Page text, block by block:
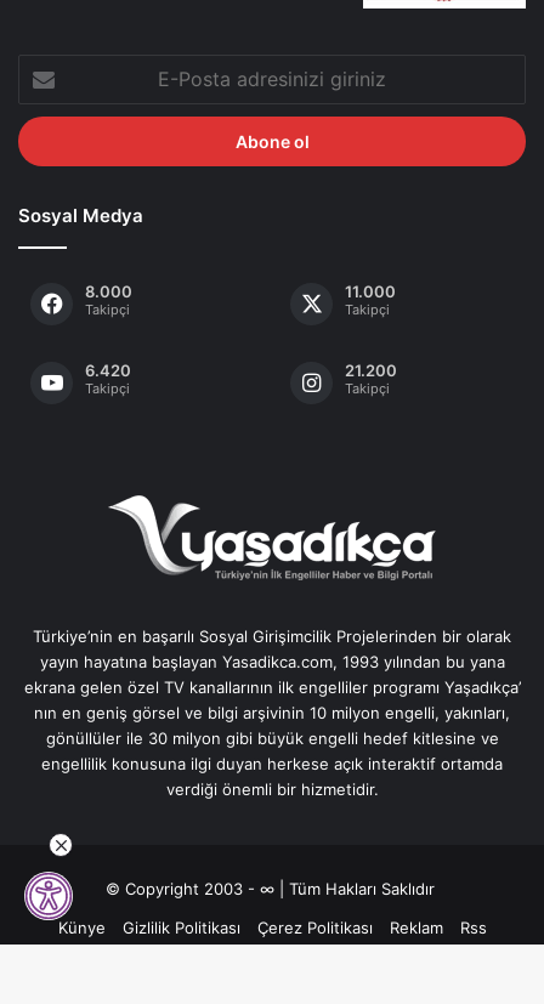
Posta
adresinizi
giriniz
Sosyal Medya
8.000
Takipçi
11.000
Takipçi
6.420
Takipçi
21.200
Takipçi
Türkiye’nin en başarılı Sosyal Girişimcilik Projelerinden bir olarak
yayın hayatına başlayan Yasadikca.com, 1993 yılından bu yana
ekrana gelen özel TV kanallarının ilk engelliler programı Yaşadıkça’
nın en geniş görsel ve bilgi arşivinin 10 milyon engelli, yakınları,
gönüllüler ile 30 milyon gibi büyük engelli hedef kitlesine ve
engellilik konusuna ilgi duyan herkese açık interaktif ortamda
verdiği önemli bir hizmetidir.
© Copyright 2003 - ∞ | Tüm Hakları Saklıdır
Künye
Gizlilik Politikası Çerez Politikası Reklam
Rss